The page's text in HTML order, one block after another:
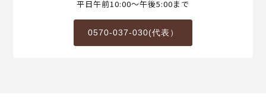
平日午前10:00～午後5:00まで
0570-037-030(代表）